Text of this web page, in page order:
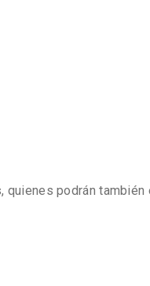
podrán también